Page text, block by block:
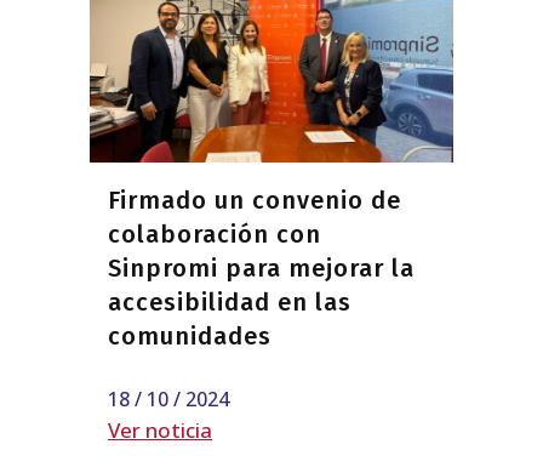
Firmado un convenio de
colaboración con
Sinpromi para mejorar la
accesibilidad en las
comunidades
18 / 10 / 2024
Ver noticia